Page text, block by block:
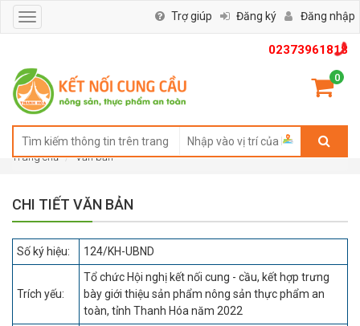
02373961818
0
Toggle
navigation
Trợ giúp Đăng ký Đăng nhập
Trang chủ Văn bản
CHI TIẾT VĂN BẢN
Số ký hiệu: 124/KH-UBND
Trích yếu:
Tổ chức Hội nghị kết nối cung - cầu, kết hợp trưng
bày giới thiệu sản phẩm nông sản thực phẩm an
toàn, tỉnh Thanh Hóa năm 2022